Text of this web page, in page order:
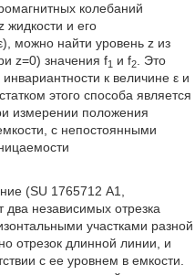
колебаний
и его
можно найти уровень z из
z=0) значения f1 и f2. Это
к величине ε и
этого способа является
измерении положения
с непостоянными
(SU 1765712 А1,
независимых отрезка
участками разной
отрезок длинной линии, и
с ее уровнем в емкости.